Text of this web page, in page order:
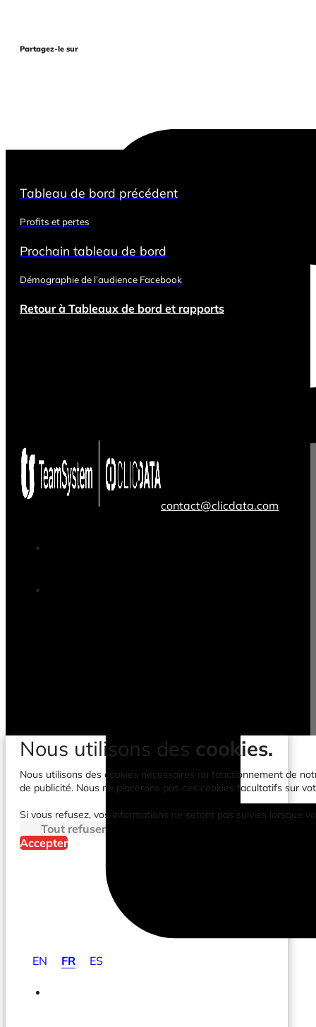
Partagez-le sur
Tableau de bord précédent
Profits et pertes
Prochain tableau de bord
Démographie de l’audience Facebook
Retour à Tableaux de bord et rapports
contact@clicdata.com
EN FR ES
Nous utilisons des cookies.
Nous utilisons des cookies nécessaires au fonctionnement de
de publicité. Nous ne placerons pas ces cookies facultatifs sur
Si vous refusez, vos informations ne seront pas suivies lorsque
Tout refuser
Accepter